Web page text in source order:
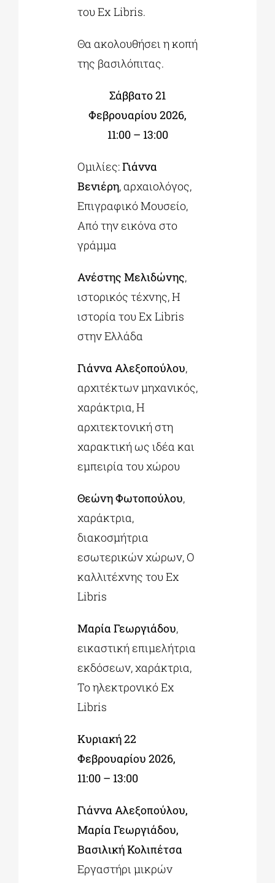
του Ex Libris.
Θα ακολουθήσει η κοπή
της βασιλόπιτας.
Σάββατο 21
Φεβρουαρίου 2026,
11:00 – 13:00
Ομιλίες:Γιάννα
Βενιέρη, αρχαιολόγος,
Επιγραφικό Μουσείο,
Από την εικόνα στο
γράμμα
Ανέστης Μελιδώνης,
ιστορικός τέχνης, Η
ιστορία του Ex Libris
στην Ελλάδα
Γιάννα Αλεξοπούλου,
αρχιτέκτων μηχανικός,
χαράκτρια, Η
αρχιτεκτονική στη
χαρακτική ως ιδέα και
εμπειρία του χώρου
Θεώνη Φωτοπούλου,
χαράκτρια,
διακοσμήτρια
εσωτερικών χώρων, Ο
καλλιτέχνης του Ex
Libris
Μαρία Γεωργιάδου,
εικαστική επιμελήτρια
εκδόσεων, χαράκτρια,
Το ηλεκτρονικό Ex
Libris
Κυριακή 22
Φεβρουαρίου 2026,
11:00 – 13:00
Γιάννα Αλεξοπούλου,
Μαρία Γεωργιάδου,
Βασιλική Κολιπέτσα
Εργαστήρι μικρών